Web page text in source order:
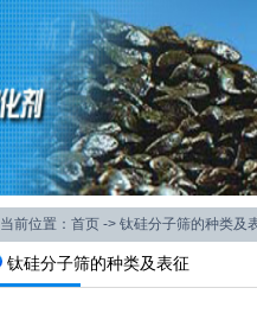
当前位置： 首页 -> 钛硅分子筛的种类及
钛硅分子筛的种类及表征